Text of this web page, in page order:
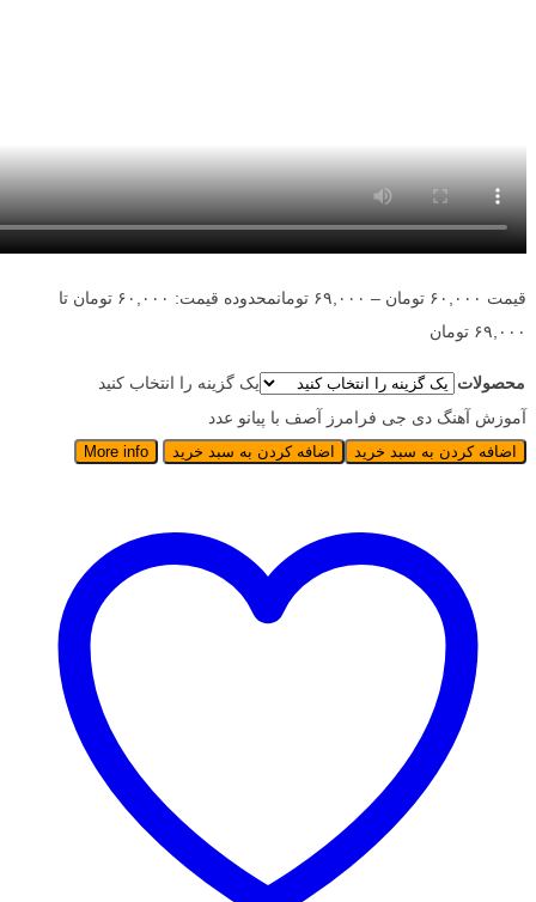
قیمت ۶۰,۰۰۰ تومان – ۶۹,۰۰۰ تومان
محدوده قیمت: ۶۰,۰۰۰ تومان تا
۶۹,۰۰۰ تومان
محصولات
یک گزینه را انتخاب کنید
آموزش آهنگ دی جی فرامرز آصف با پیانو عدد
اضافه کردن به سبد خرید اضافه کردن به سبد خرید More info